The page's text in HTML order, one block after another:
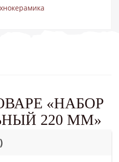
«НАБОР
220 ММ»